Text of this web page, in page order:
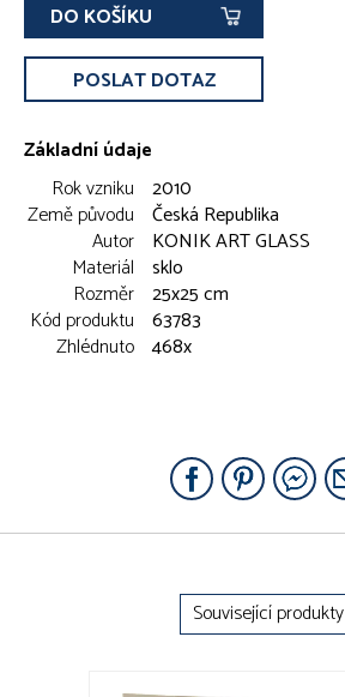
DO KOŠÍKU
POSLAT DOTAZ
Základní údaje
Rok vzniku 2010
Země původu Česká Republika
Autor KONIK ART GLASS
Materiál sklo
Rozměr 25x25 cm
Kód produktu 63783
Zhlédnuto 468x
Související produkty